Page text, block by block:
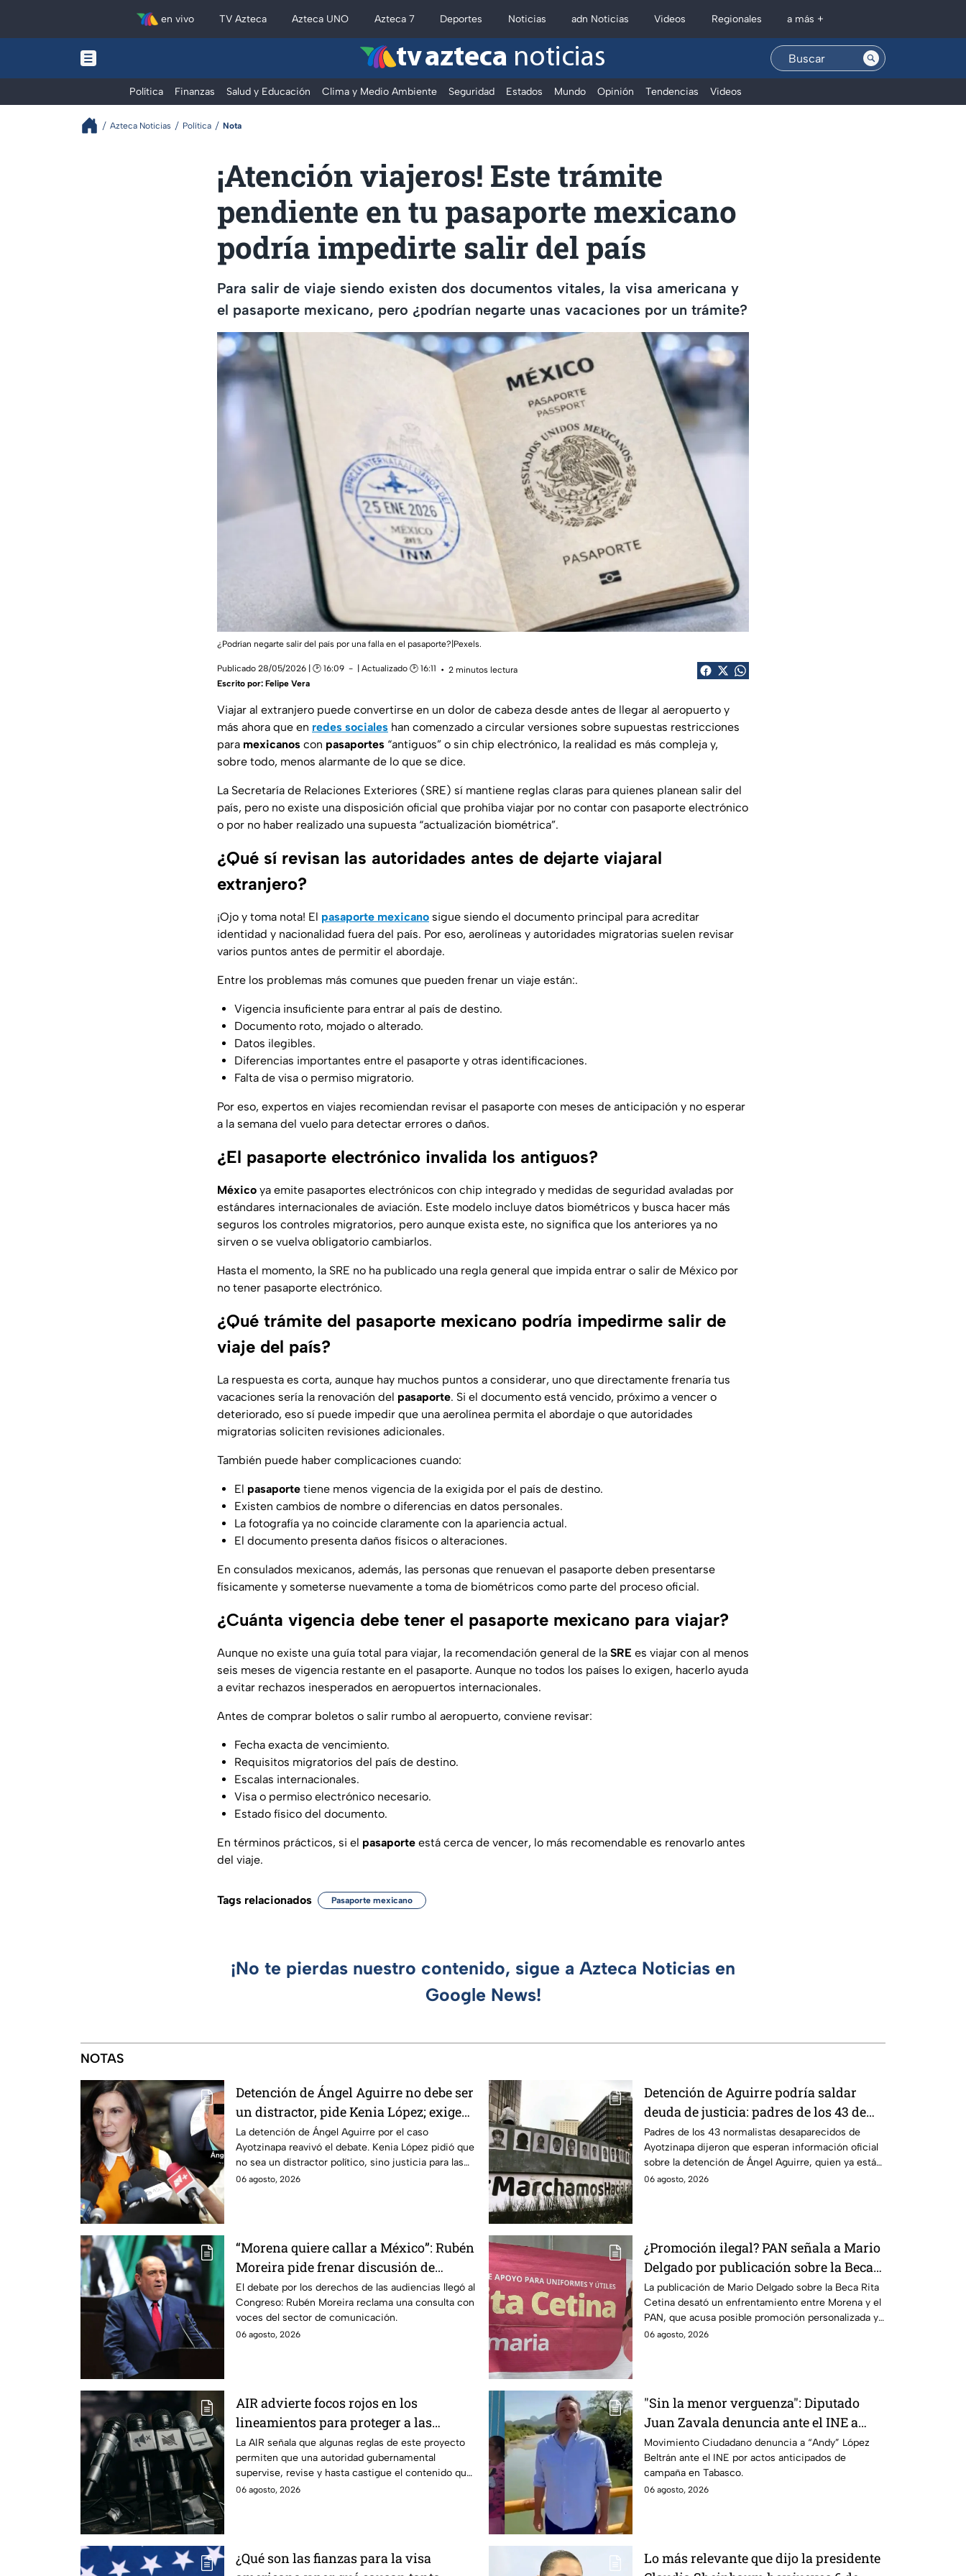
en vivo TV Azteca Azteca UNO Azteca 7 Deportes Noticias adn Noticias Videos Regionales a más +
tv azteca noticias
Política Finanzas Salud y Educación Clima y Medio Ambiente Seguridad Estados Mundo Opinión Tendencias Videos
Azteca Noticias Política Nota
¡Atención viajeros! Este trámite
pendiente en tu pasaporte mexicano
podría impedirte salir del país
Para salir de viaje siendo existen dos documentos vitales, la visa americana y
el pasaporte mexicano, pero ¿podrían negarte unas vacaciones por un trámite?
¿Podrían negarte salir del país por una falla en el pasaporte?|Pexels.
Publicado 28/05/2026 | 🕑 16:09 | Actualizado 🕑 16:11
2 minutos lectura
Escrito por: Felipe Vera
Viajar al extranjero puede convertirse en un dolor de cabeza desde antes de llegar al aeropuerto y
más ahora que en redes sociales han comenzado a circular versiones sobre supuestas restricciones
para mexicanos con pasaportes “antiguos” o sin chip electrónico, la realidad es más compleja y,
sobre todo, menos alarmante de lo que se dice.
La Secretaría de Relaciones Exteriores (SRE) sí mantiene reglas claras para quienes planean salir del
país, pero no existe una disposición oficial que prohíba viajar por no contar con pasaporte electrónico
o por no haber realizado una supuesta “actualización biométrica”.
¿Qué sí revisan las autoridades antes de dejarte viajaral
extranjero?
¡Ojo y toma nota! El pasaporte mexicano sigue siendo el documento principal para acreditar
identidad y nacionalidad fuera del país. Por eso, aerolíneas y autoridades migratorias suelen revisar
varios puntos antes de permitir el abordaje.
Entre los problemas más comunes que pueden frenar un viaje están:.
Vigencia insuficiente para entrar al país de destino.
Documento roto, mojado o alterado.
Datos ilegibles.
Diferencias importantes entre el pasaporte y otras identificaciones.
Falta de visa o permiso migratorio.
Por eso, expertos en viajes recomiendan revisar el pasaporte con meses de anticipación y no esperar
a la semana del vuelo para detectar errores o daños.
¿El pasaporte electrónico invalida los antiguos?
México ya emite pasaportes electrónicos con chip integrado y medidas de seguridad avaladas por
estándares internacionales de aviación. Este modelo incluye datos biométricos y busca hacer más
seguros los controles migratorios, pero aunque exista este, no significa que los anteriores ya no
sirven o se vuelva obligatorio cambiarlos.
Hasta el momento, la SRE no ha publicado una regla general que impida entrar o salir de México por
no tener pasaporte electrónico.
¿Qué trámite del pasaporte mexicano podría impedirme salir de
viaje del país?
La respuesta es corta, aunque hay muchos puntos a considerar, uno que directamente frenaría tus
vacaciones sería la renovación del pasaporte. Si el documento está vencido, próximo a vencer o
deteriorado, eso sí puede impedir que una aerolínea permita el abordaje o que autoridades
migratorias soliciten revisiones adicionales.
También puede haber complicaciones cuando:
El pasaporte tiene menos vigencia de la exigida por el país de destino.
Existen cambios de nombre o diferencias en datos personales.
La fotografía ya no coincide claramente con la apariencia actual.
El documento presenta daños físicos o alteraciones.
En consulados mexicanos, además, las personas que renuevan el pasaporte deben presentarse
físicamente y someterse nuevamente a toma de biométricos como parte del proceso oficial.
¿Cuánta vigencia debe tener el pasaporte mexicano para viajar?
Aunque no existe una guía total para viajar, la recomendación general de la SRE es viajar con al menos
seis meses de vigencia restante en el pasaporte. Aunque no todos los países lo exigen, hacerlo ayuda
a evitar rechazos inesperados en aeropuertos internacionales.
Antes de comprar boletos o salir rumbo al aeropuerto, conviene revisar:
Fecha exacta de vencimiento.
Requisitos migratorios del país de destino.
Escalas internacionales.
Visa o permiso electrónico necesario.
Estado físico del documento.
En términos prácticos, si el pasaporte está cerca de vencer, lo más recomendable es renovarlo antes
del viaje.
Tags relacionados Pasaporte mexicano
¡No te pierdas nuestro contenido, sigue a Azteca Noticias en
Google News!
NOTAS
Detención de Ángel Aguirre no debe ser
un distractor, pide Kenia López; exige
justicia por caso Ayotzinapa
La detención de Ángel Aguirre por el caso
Ayotzinapa reavivó el debate. Kenia López pidió que
no sea un distractor político, sino justicia para las
familias.
06 agosto, 2026
Detención de Aguirre podría saldar
deuda de justicia: padres de los 43 de
Ayotzinapa
Padres de los 43 normalistas desaparecidos de
Ayotzinapa dijeron que esperan información oficial
sobre la detención de Ángel Aguirre, quien ya está
en el penal del Altiplano.
06 agosto, 2026
“Morena quiere callar a México”: Rubén
Moreira pide frenar discusión de
lineamientos de audiencias hasta
escuchar a periodistas y expertos
El debate por los derechos de las audiencias llegó al
Congreso: Rubén Moreira reclama una consulta con
voces del sector de comunicación.
06 agosto, 2026
¿Promoción ilegal? PAN señala a Mario
Delgado por publicación sobre la Beca
Rita Cetina
La publicación de Mario Delgado sobre la Beca Rita
Cetina desató un enfrentamiento entre Morena y el
PAN, que acusa posible promoción personalizada y
hasta peculado.
06 agosto, 2026
AIR advierte focos rojos en los
lineamientos para proteger a las
audiencias
La AIR señala que algunas reglas de este proyecto
permiten que una autoridad gubernamental
supervise, revise y hasta castigue el contenido que
transmiten los medios.
06 agosto, 2026
"Sin la menor verguenza": Diputado
Juan Zavala denuncia ante el INE a
Andy López Beltrán por campaña
anticipada en Tabasco
Movimiento Ciudadano denuncia a “Andy” López
Beltrán ante el INE por actos anticipados de
campaña en Tabasco.
06 agosto, 2026
¿Qué son las fianzas para la visa
Lo más relevante que dijo la presidente